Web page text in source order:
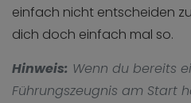
einfach nicht entscheiden
dich doch einfach mal so.
Hinweis: Wenn du bereits
Führungszeugnis am Start